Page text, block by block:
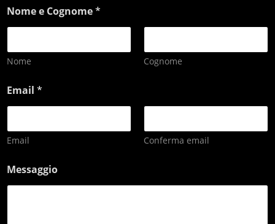
Nome e Cognome*
Nome Cognome
Email *
Email Conferma email
Messaggio